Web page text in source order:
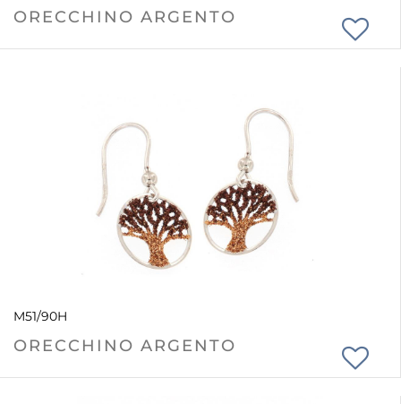
ORECCHINO ARGENTO
M51/90H
ORECCHINO ARGENTO